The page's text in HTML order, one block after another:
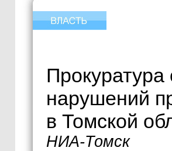
нарушений
в Томской
НИА-Томск